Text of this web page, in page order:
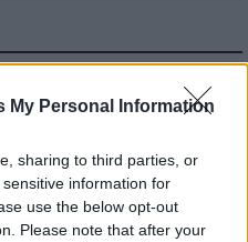
My Personal Information
sharing to third parties, or
information for
use the below opt-out
Please note that after your